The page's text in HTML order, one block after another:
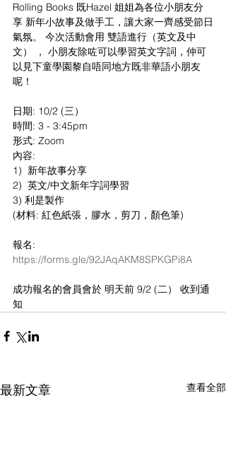
Rolling Books 既Hazel 姐姐為各位小朋友分
享 新年小故事及做手工，讓大家一齊感受節日
氣氛。 今次活動會用 雙語進行（英文及中
文） ， 小朋友除咗可以學習英文字詞，仲可
以見下童學園黎自唔同地方既非華語小朋友
呢！
日期: 10/2 (三）
時間: 3 - 3:45pm
形式: Zoom
內容:
1)  新年故事分享
2)  英文/中文新年字詞學習
3) 利是製作
(材料: 紅色紙張，膠水，剪刀，顏色筆)
報名:
https://forms.gle/92JAqAKM8SPKGPi8A
成功報名的會員會於 明天前 9/2 (二） 收到通
知
最新文章 查看全部